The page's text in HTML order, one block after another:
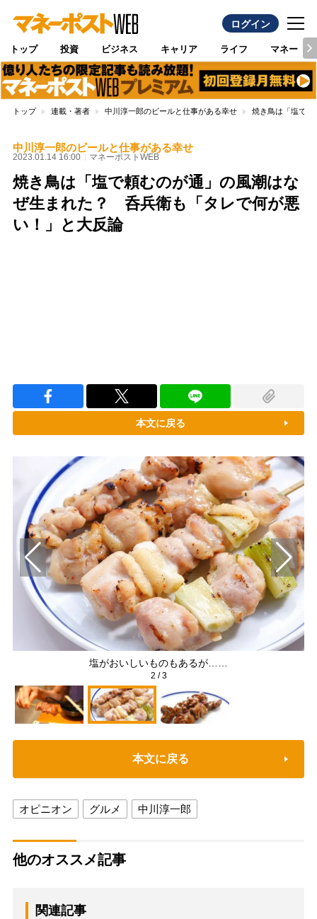
ログイン
トップ 投資 ビジネス キャリア ライフ マネー
トップ 連載・著者 中川淳一郎のビールと仕事がある幸せ 焼き鳥は「塩で
中川淳一郎のビールと仕事がある幸せ
2023.01.14 16:00 マネーポストWEB
焼き鳥は「塩で頼むのが通」の風潮はな
ぜ生まれた？ 呑兵衛も「タレで何が悪
い！」と大反論
本文に戻る
塩がおいしいものもあるが……
2 /3
本文に戻る
オピニオン グルメ 中川淳一郎
他のオススメ記事
関連記事